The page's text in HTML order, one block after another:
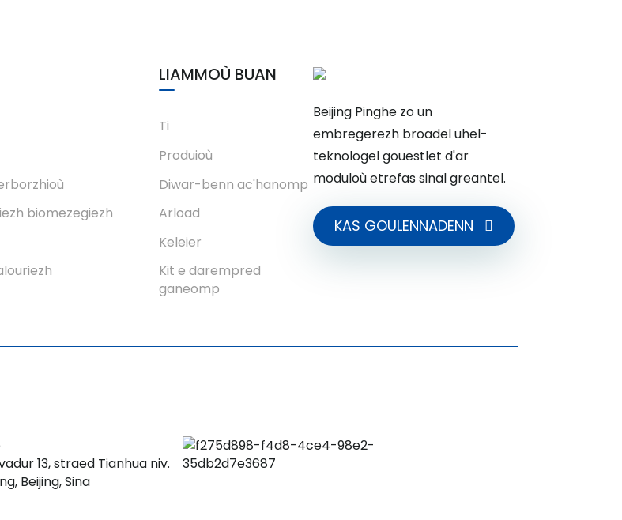
biomezegiezh
LIAMMOÙ BUAN
Ti
Produioù
Diwar-benn ac'hanomp
Arload
Keleier
Kit e darempred
ganeomp
Beijing Pinghe zo un
embregerezh broadel uhel-
teknologel gouestlet d'ar
moduloù etrefas sinal greantel.
KAS GOULENNADENN
13, straed Tianhua niv.
Beijing, Sina